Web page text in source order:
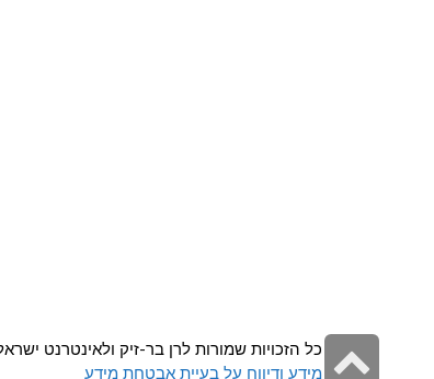
כל הזכויות שמורות לרן בר-זיק ולאינטרנט
מידע ודיווח על בעיית אבטחת מידע
גלילה